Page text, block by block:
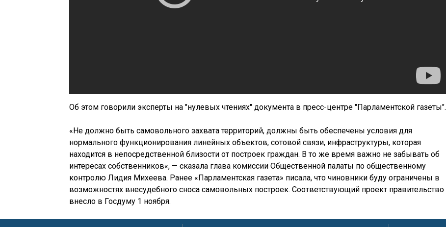
Об этом говорили эксперты на "нулевых чтениях" документа в пресс-центре "Парламентской газеты".
«Не должно быть самовольного захвата территорий, должны быть обеспечены условия для
нормального функционирования линейных объектов, сотовой связи, инфраструктуры, которая
находится в непосредственной близости от построек граждан. В то же время важно не забывать об
интересах собственников«, — сказала глава комиссии Общественной палаты по общественному
контролю Лидия Михеева. Ранее «Парламентская газета» писала, что чиновники буду ограничены в
возможностях внесудебного сноса самовольных построек. Соответствующий проект правительство
внесло в Госдуму 1 ноября.